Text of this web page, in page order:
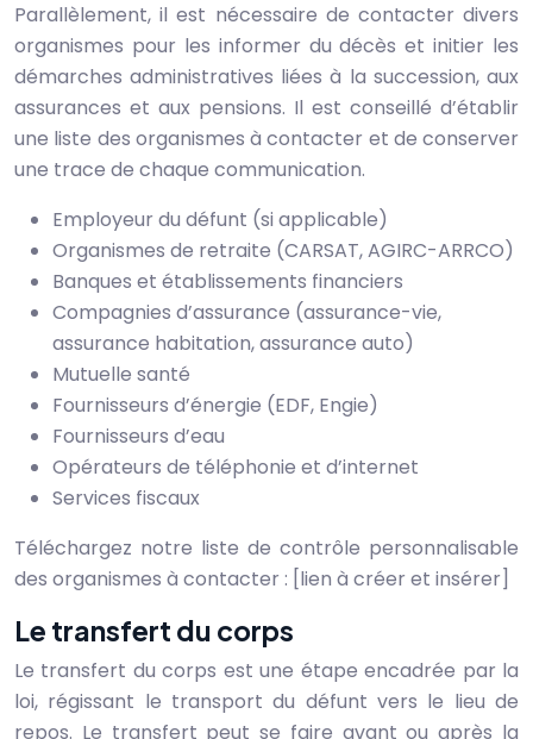
Parallèlement, il est nécessaire de contacter divers
organismes pour les informer du décès et initier les
démarches administratives liées à la succession, aux
assurances et aux pensions. Il est conseillé d’établir
une liste des organismes à contacter et de conserver
une trace de chaque communication.
Employeur du défunt (si applicable)
Organismes de retraite (CARSAT, AGIRC-ARRCO)
Banques et établissements financiers
Compagnies d’assurance (assurance-vie,
assurance habitation, assurance auto)
Mutuelle santé
Fournisseurs d’énergie (EDF, Engie)
Fournisseurs d’eau
Opérateurs de téléphonie et d’internet
Services fiscaux
Téléchargez notre liste de contrôle personnalisable
des organismes à contacter : [lien à créer et insérer]
Le transfert du corps
Le transfert du corps est une étape encadrée par la
loi, régissant le transport du défunt vers le lieu de
repos. Le transfert peut se faire avant ou après la